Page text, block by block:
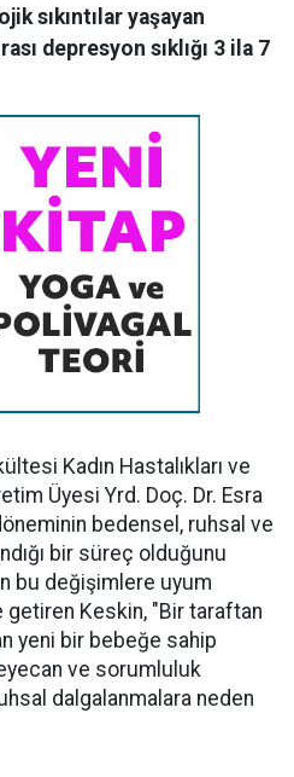
sıkıntılar yaşayan
depresyon sıklığı 3 ila 7
Kadın Hastalıkları ve
Üyesi Yrd. Doç. Dr. Esra
bedensel, ruhsal ve
bir süreç olduğunu
bu değişimlere uyum
getiren Keskin, "Bir taraftan
yeni bir bebeğe sahip
ve sorumluluk
dalgalanmalara neden